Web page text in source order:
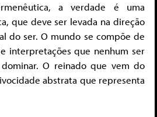
a verdade é uma
que deve ser levada na direção
do ser. O mundo se compõe de
interpretações que nenhum ser
O reinado que vem do
abstrata que representa